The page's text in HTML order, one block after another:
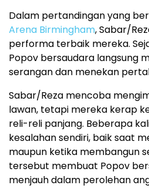
Dalam pertandingan yang
Arena Birmingham, Sabar/
performa terbaik mereka.
Popov bersaudara langsung
serangan dan menekan
Sabar/Reza mencoba
lawan, tetapi mereka kerap
reli-reli panjang. Beberapa
kesalahan sendiri, baik saat
maupun ketika membangun
tersebut membuat Popov
menjauh dalam perolehan